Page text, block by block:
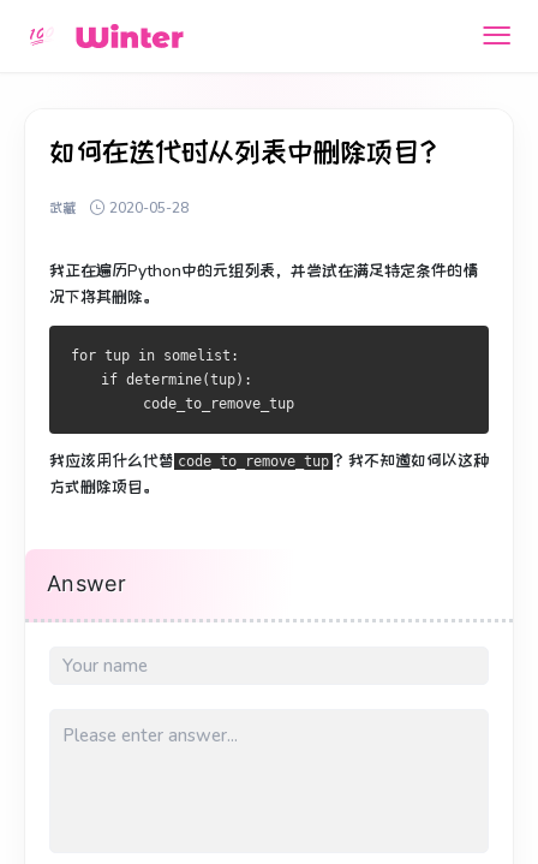
如何在迭代时从列表中删除项目？
武藏 2020-05-28
我正在遍历Python中的元组列表，并尝试在满足特定条件的情
况下将其删除。
for tup in somelist :
if determine(tup):
         code_to_remove_tup
我应该用什么代替 code_to_remove_tup ？ 我不知道如何以这种
方式删除项目。
Answer